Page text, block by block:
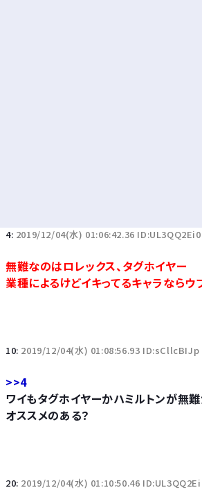
4: 2019/12/04(水) 01:06:42.36 ID:UL3QQ2Ei0
無難なのはロレックス、タグホイヤー
業種によるけどイキってるキャラならウ
10: 2019/12/04(水) 01:08:56.93 ID:sCllcBIJp
>>4
ワイもタグホイヤーかハミルトンが無
オススメのある？
20: 2019/12/04(水) 01:10:50.46